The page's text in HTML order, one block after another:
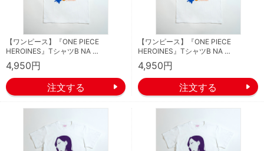
【ワンピース】『ONE PIECE
HEROINES』TシャツB NA …
4,950円
【ワンピース】『ONE PIECE
HEROINES』TシャツB NA …
4,950円